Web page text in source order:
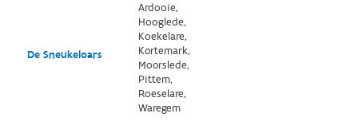
De Sneukeloars
Ardooie,
Hooglede,
Koekelare,
Kortemark,
Moorslede,
Pittem,
Roeselare,
Waregem